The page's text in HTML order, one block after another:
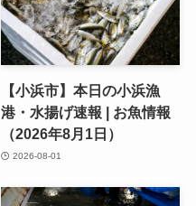
【小浜市】本日の小浜漁
港・水揚げ速報 | お魚情報
（2026年8月1日）
2026-08-01